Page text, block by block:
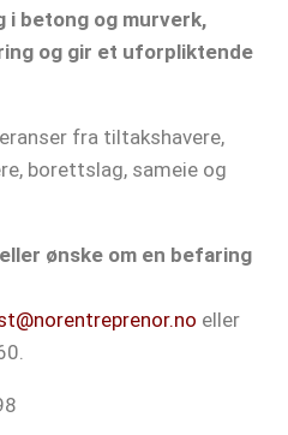
i betong og murverk,
og gir et uforpliktende
fra tiltakshavere,
borettslag, sameie og
ønske om en befaring
eller